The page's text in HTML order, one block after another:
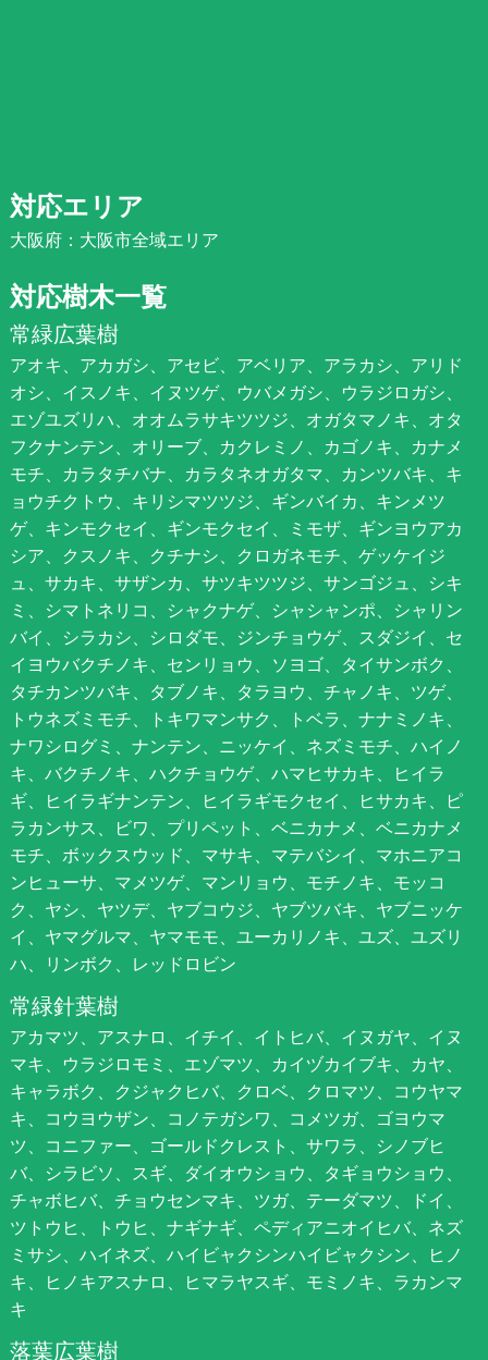
対応エリア
大阪府：大阪市全域エリア
対応樹木一覧
常緑広葉樹
アオキ、アカガシ、アセビ、アベリア、アラカシ、アリド
オシ、イスノキ、イヌツゲ、ウバメガシ、ウラジロガシ、
エゾユズリハ、オオムラサキツツジ、オガタマノキ、オタ
フクナンテン、オリーブ、カクレミノ、カゴノキ、カナメ
モチ、カラタチバナ、カラタネオガタマ、カンツバキ、キ
ョウチクトウ、キリシマツツジ、ギンバイカ、キンメツ
ゲ、キンモクセイ、ギンモクセイ、ミモザ、ギンヨウアカ
シア、クスノキ、クチナシ、クロガネモチ、ゲッケイジ
ュ、サカキ、サザンカ、サツキツツジ、サンゴジュ、シキ
ミ、シマトネリコ、シャクナゲ、シャシャンポ、シャリン
バイ、シラカシ、シロダモ、ジンチョウゲ、スダジイ、セ
イヨウバクチノキ、センリョウ、ソヨゴ、タイサンボク、
タチカンツバキ、タブノキ、タラヨウ、チャノキ、ツゲ、
トウネズミモチ、トキワマンサク、トベラ、ナナミノキ、
ナワシログミ、ナンテン、ニッケイ、ネズミモチ、ハイノ
キ、バクチノキ、ハクチョウゲ、ハマヒサカキ、ヒイラ
ギ、ヒイラギナンテン、ヒイラギモクセイ、ヒサカキ、ピ
ラカンサス、ビワ、プリペット、ベニカナメ、ベニカナメ
モチ、ボックスウッド、マサキ、マテバシイ、マホニアコ
ンヒューサ、マメツゲ、マンリョウ、モチノキ、モッコ
ク、ヤシ、ヤツデ、ヤブコウジ、ヤブツバキ、ヤブニッケ
イ、ヤマグルマ、ヤマモモ、ユーカリノキ、ユズ、ユズリ
ハ、リンボク、レッドロビン
常緑針葉樹
アカマツ、アスナロ、イチイ、イトヒバ、イヌガヤ、イヌ
マキ、ウラジロモミ、エゾマツ、カイヅカイブキ、カヤ、
キャラボク、クジャクヒバ、クロベ、クロマツ、コウヤマ
キ、コウヨウザン、コノテガシワ、コメツガ、ゴヨウマ
ツ、コニファー、ゴールドクレスト、サワラ、シノブヒ
バ、シラビソ、スギ、ダイオウショウ、タギョウショウ、
チャボヒバ、チョウセンマキ、ツガ、テーダマツ、ドイ、
ツトウヒ、トウヒ、ナギナギ、ペディアニオイヒバ、ネズ
ミサシ、ハイネズ、ハイビャクシンハイビャクシン、ヒノ
キ、ヒノキアスナロ、ヒマラヤスギ、モミノキ、ラカンマ
キ
落葉広葉樹